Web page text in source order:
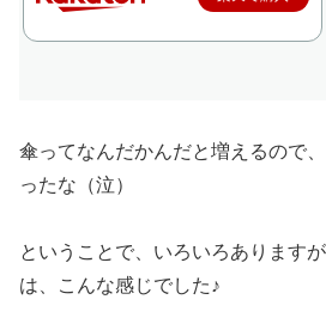
傘ってなんだかんだと増えるので
ったな（泣）
ということで、いろいろあります
は、こんな感じでした♪